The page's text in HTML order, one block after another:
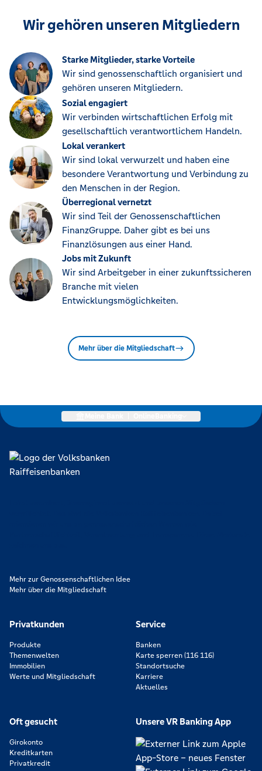
Wir gehören unseren Mitgliedern
Starke Mitglieder, starke Vorteile
Wir sind genossenschaftlich organisiert und
gehören unseren Mitgliedern.
Sozial engagiert
Wir verbinden wirtschaftlichen Erfolg mit
gesellschaftlich verantwortlichem Handeln.
Lokal verankert
Wir sind lokal verwurzelt und haben eine
besondere Verantwortung und Verbindung zu
den Menschen in der Region.
Überregional vernetzt
Wir sind Teil der Genossenschaftlichen
FinanzGruppe. Daher gibt es bei uns
Finanzlösungen aus einer Hand.
Jobs mit Zukunft
Wir sind Arbeitgeber in einer zukunftssicheren
Branche mit vielen
Entwicklungsmöglichkeiten.
Mehr über die Mitgliedschaft
Mehr zur Genossenschaftlichen Idee
Mehr über die Mitgliedschaft
Privatkunden
Produkte
Themenwelten
Immobilien
Werte und Mitgliedschaft
Service
Banken
Karte sperren (116 116)
Standortsuche
Karriere
Aktuelles
Oft gesucht
Girokonto
Kreditkarten
Privatkredit
Unsere VR Banking App